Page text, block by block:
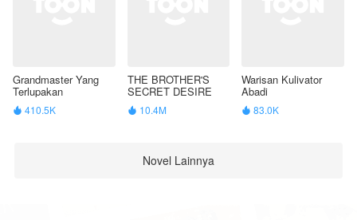
Grandmaster Yang
Terlupakan
 410.5K
THE BROTHER'S
SECRET DESIRE
 10.4M
Warisan Kulivator
Abadi
 83.0K
Novel Lainnya